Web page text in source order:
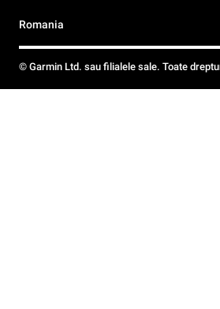
Romania
© Garmin Ltd. sau filialele sale. Toate